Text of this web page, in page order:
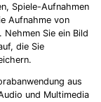
Spiele-Aufnahmen
Aufnahme von
Sie ein Bild
die Sie
aus
und Multimedia